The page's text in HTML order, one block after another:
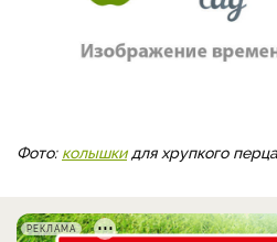
Фото: колышкидля хрупкого
РЕКЛАМА